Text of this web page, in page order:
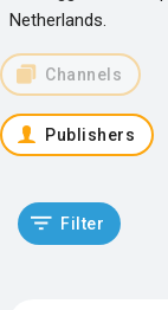
Netherlands.
Channels
Publishers
Filter